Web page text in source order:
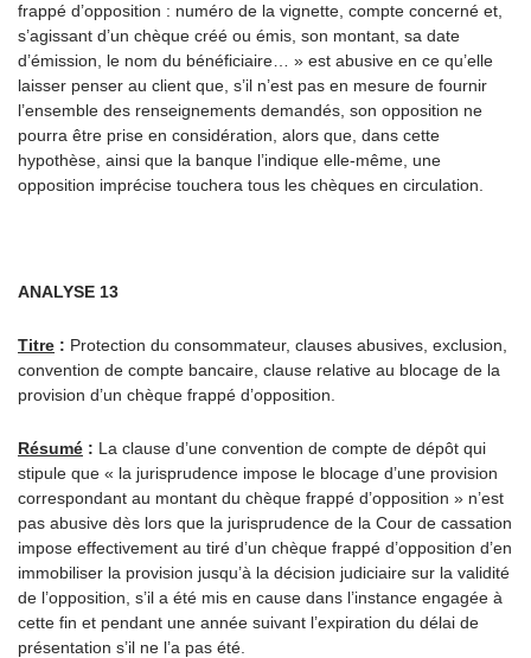
frappé d’opposition : numéro de la vignette, compte concerné et,
s’agissant d’un chèque créé ou émis, son montant, sa date
d’émission, le nom du bénéficiaire… » est abusive en ce qu’elle
laisser penser au client que, s’il n’est pas en mesure de fournir
l’ensemble des renseignements demandés, son opposition ne
pourra être prise en considération, alors que, dans cette
hypothèse, ainsi que la banque l’indique elle-même, une
opposition imprécise touchera tous les chèques en circulation.
ANALYSE 13
Titre : Protection du consommateur, clauses abusives, exclusion,
convention de compte bancaire, clause relative au blocage de la
provision d’un chèque frappé d’opposition.
Résumé : La clause d’une convention de compte de dépôt qui
stipule que « la jurisprudence impose le blocage d’une provision
correspondant au montant du chèque frappé d’opposition » n’est
pas abusive dès lors que la jurisprudence de la Cour de cassation
impose effectivement au tiré d’un chèque frappé d’opposition d’en
immobiliser la provision jusqu’à la décision judiciaire sur la validité
de l’opposition, s’il a été mis en cause dans l’instance engagée à
cette fin et pendant une année suivant l’expiration du délai de
présentation s’il ne l’a pas été.